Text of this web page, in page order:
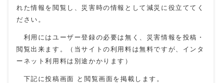
れた情報を閲覧し、災害時の情報として減災に役立ててく
ださい。
利用にはユーザー登録の必要は無く、災害情報を投稿・
閲覧出来ます。（当サイトの利用料は無料ですが、インタ
ーネット利用料は別途かかります）
下記に投稿画面 と閲覧画面を掲載します。